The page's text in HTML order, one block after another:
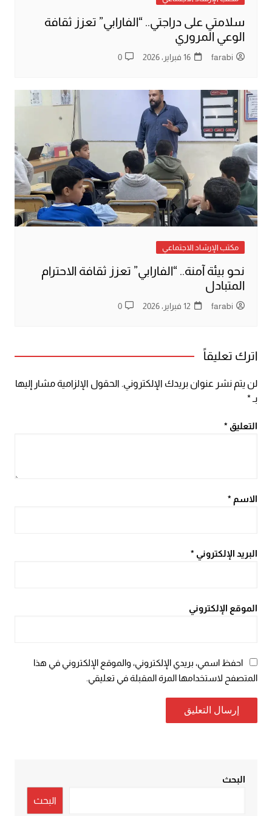
سلامتي على دراجتي.. “الفارابي” تعزز ثقافة
الوعي المروري
farabi 16 فبراير، 2026 0
مكتب الإرشاد الاجتماعي
نحو بيئة آمنة.. “الفارابي” تعزز ثقافة الاحترام
المتبادل
farabi 12 فبراير، 2026 0
اترك تعليقاً
لن يتم نشر عنوان بريدك الإلكتروني. الحقول الإلزامية مشار إليها
بـ*
التعليق *
الاسم *
البريد الإلكتروني *
الموقع الإلكتروني
احفظ اسمي، بريدي الإلكتروني، والموقع الإلكتروني في هذا
المتصفح لاستخدامها المرة المقبلة في تعليقي.
البحث
البحث